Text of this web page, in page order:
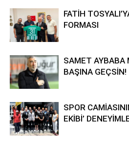
FATİH
FORMASI
SAMET AYBABA
BAŞINA GEÇSİN!
SPOR
EKİBİ’